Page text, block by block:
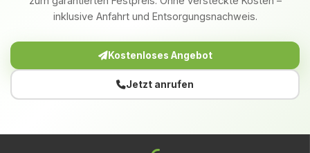
inklusive Anfahrt und Entsorgungsnachweis.
Kostenloses Angebot
Jetzt anrufen